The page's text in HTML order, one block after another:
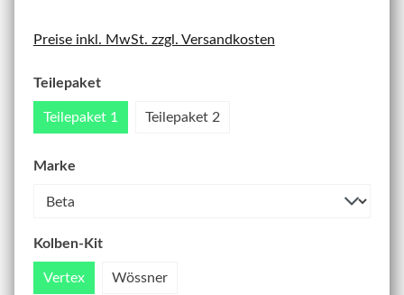
Preise inkl. MwSt. zzgl. Versandkosten
Teilepaket
Teilepaket 1 Teilepaket 2
Marke
Kolben-Kit
Vertex Wössner